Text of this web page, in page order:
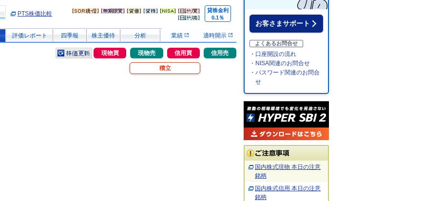
PTS株価比較
貸株金利
0.1％
評価レポート 四季報 株主優待 分析 業績 適時開示
現物買 現物売 信用買 信用売
積立
お客さまサポート
よくあるお問合せ
・口座開設の流れ
・NISA関連のお問合せ
・パスワード関連のお問合
せ
国内株式現物 本日の注意
銘柄
国内株式信用 本日の注意
銘柄